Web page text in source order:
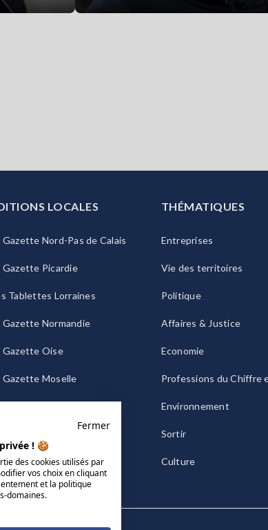
LOCALES
Gazette Nord-Pas de Calais
Gazette Picardie
Tablettes Lorraines
Gazette Normandie
Gazette Oise
Gazette Moselle
THÉMATIQUES
Entreprises
Vie des territoires
Politique
Affaires & Justice
Economie
Professions du Chiffre
Environnement
Sortir
Culture
Fermer
! 🍪
des cookies utilisés par
vos choix en cliquant
et la politique
domaines.